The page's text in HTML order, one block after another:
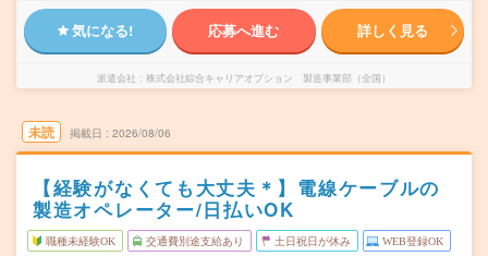
気になる! 応募へ進む 詳しく見る
派遣会社 株式会社綜合キャリアオプション 製造事業部（全国）
未読 掲載日 2026/08/06
【経験がなくても大丈夫＊】電線ケーブルの
製造オペレーター/日払いOK
職種未経験OK 交通費別途支給あり 土日祝日が休み WEB登録OK